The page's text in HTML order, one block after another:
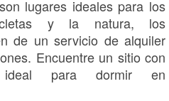
lugares ideales para los
y la natura, los
de un servicio de alquiler
Encuentre un sitio con
para dormir en